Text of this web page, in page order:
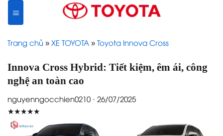
content
Trang chủ » XE TOYOTA » Toyota Innova Cross
Innova Cross Hybrid: Tiết kiệm, êm ái, công
nghệ an toàn cao
nguyenngocchien0210 · 26/07/2025
★★★★★